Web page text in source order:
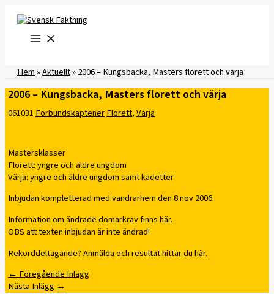
innehåll
Hem»Aktuellt»2006 – Kungsbacka, Masters florett och värja
2006 – Kungsbacka, Masters florett och värja
061031FörbundskaptenerFlorett,Värja
Mastersklasser
Florett: yngre och äldre ungdom
Värja: yngre och äldre ungdom samt kadetter
Inbjudan kompletterad med vandrarhem den 8 nov 2006.
Information om ändrade domarkrav finns här.
OBS att texten inbjudan är inte ändrad!
Rekorddeltagande? Anmälda och resultat hittar du här.
← Föregående Inlägg
Nästa Inlägg →